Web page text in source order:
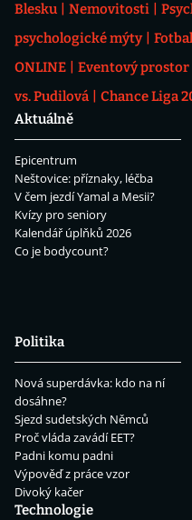
Blesku
Nemovitosti
psychologické mýty
ONLINE
Eventový prostor
vs. Pudilová
Chance Liga
Aktuálně
Epicentrum
Neštovice: příznaky, léčba
V čem jezdí Yamal a Mesii?
Kvízy pro seniory
Kalendář úplňků 2026
Co je bodycount?
Politika
Nová superdávka: kdo na ní
dosáhne?
Sjezd sudetských Němců
Proč vláda zavádí EET?
Padni komu padni
Výpověď z práce vzor
Divoký kačer
Technologie